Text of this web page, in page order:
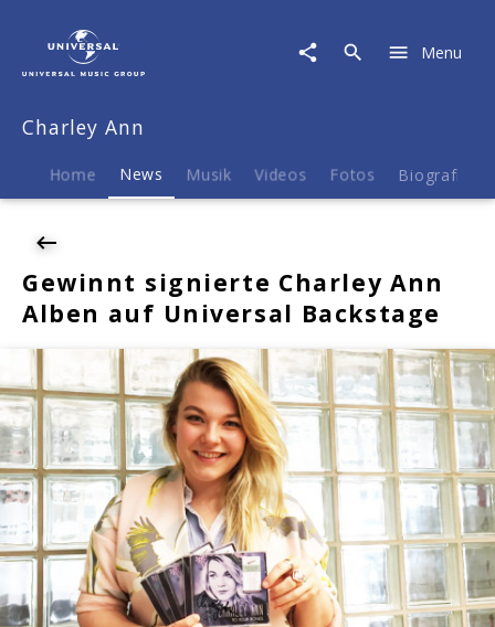
News
Gewinnt
Charley
Ann
Backstage
Menu
Charley Ann
Home News Musik Videos Fotos Biografie
Gewinnt signierte Charley Ann
Alben auf Universal Backstage